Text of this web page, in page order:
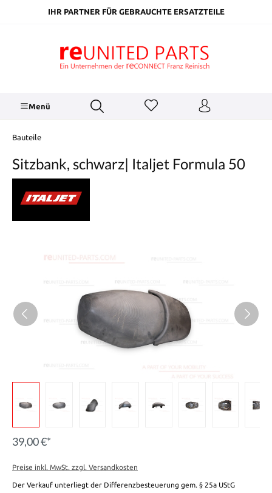
springenIHR PARTNER FÜR GEBRAUCHTE ERSATZTEILE
Menü
Bauteile
Sitzbank, schwarz| Italjet Formula 50
39,00 €*
Preise inkl. MwSt. zzgl. Versandkosten
Der Verkauf unterliegt der Differenzbesteuerung gem. § 25a UStG